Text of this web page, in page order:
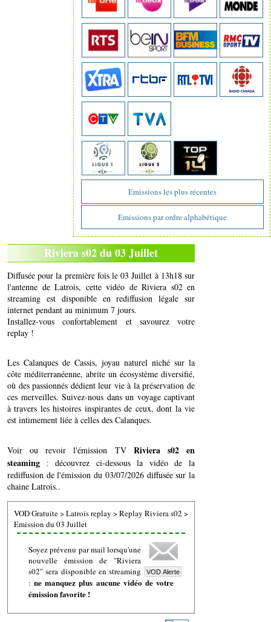
Emissions les plus récentes
Emissions par ordre alphabétique
Riviera s02 du 03 Juillet
Diffusée pour la première fois le 03 Juillet à 13h18 sur
l'antenne de Latrois, cette vidéo de Riviera s02 en
streaming est disponible en rediffusion légale sur
internet pendant au minimum 7 jours.
Installez-vous confortablement et savourez votre
replay !
Les Calanques de Cassis, joyau naturel niché sur la
côte méditerranéenne, abrite un écosystème diversifié,
où des passionnés dédient leur vie à la préservation de
ces merveilles. Suivez-nous dans un voyage captivant
à travers les histoires inspirantes de ceux, dont la vie
est intimement liée à celles des Calanques.
Voir ou revoir l'émission TV Riviera s02 en
steaming : découvrez ci-dessous la vidéo de la
rediffusion de l'émission du 03/07/2026 diffusée sur la
chaine Latrois..
VOD Gratuite>Latrois replay >Replay Riviera s02 >
Emission du 03 Juillet
Soyez prévenu par mail lorsqu'une
nouvelle émission de "Riviera
s02" sera disponible en streaming
:ne manquez plus aucune vidéo de votre
émission favorite !